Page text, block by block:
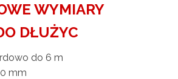
WYMIARY
DŁUŻYC
do 6 m
mm